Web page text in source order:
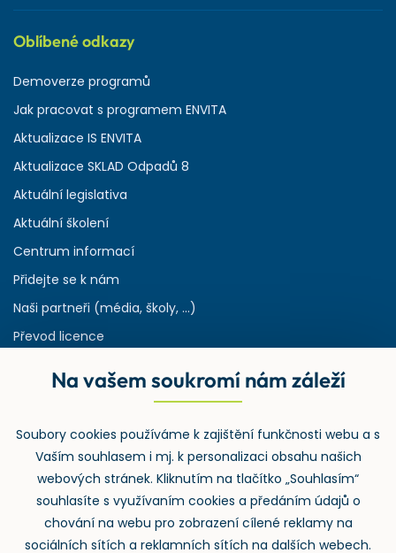
Oblíbené odkazy
Demoverze programů
Jak pracovat s programem ENVITA
Aktualizace IS ENVITA
Aktualizace SKLAD Odpadů 8
Aktuální legislativa
Aktuální školení
Centrum informací
Přidejte se k nám
Naši partneři (média, školy, ...)
Převod licence
Rejstřík používaných zkratek v odpadech
Zpětný odběr
Na vašem soukromí nám záleží
Soubory cookies používáme k zajištění funkčnosti webu a s
Vaším souhlasem i mj. k personalizaci obsahu našich
webových stránek. Kliknutím na tlačítko „Souhlasím“
souhlasíte s využívaním cookies a předáním údajů o
chování na webu pro zobrazení cílené reklamy na
sociálních sítích a reklamních sítích na dalších webech.